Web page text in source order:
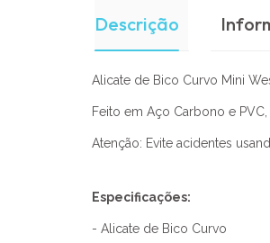
Descrição
Alicate de Bico Curvo Mini
Feito em Aço Carbono e
Atenção: Evite acidentes
Especificações:
- Alicate de Bico Curvo